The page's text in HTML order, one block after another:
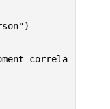
correla